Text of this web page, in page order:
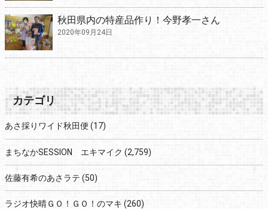
秋田県内の特産品作り！今野孝一さん
2020年09月24日
カテゴリ
あさ採りワイド秋田便 (17)
まちなかSESSION エキマイク (2,759)
佐藤有希のあさラテ (50)
ラジオ快晴ＧＯ！ＧＯ！のマキ (260)